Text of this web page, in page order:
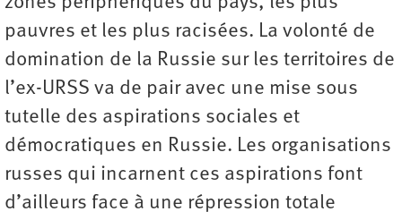
pauvres et les plus racisées. La volonté de
domination de la Russie sur les territoires de
l’ex-URSS va de pair avec une mise sous
tutelle des aspirations sociales et
démocratiques en Russie. Les organisations
russes qui incarnent ces aspirations font
d’ailleurs face à une répression totale